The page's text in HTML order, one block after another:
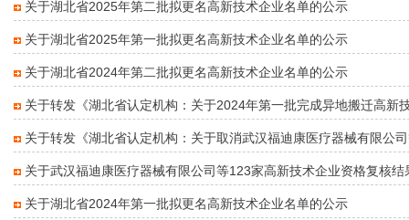
关于湖北省2025年第二批拟更名高新技术企业名单的公示
关于湖北省2025年第一批拟更名高新技术企业名单的公示
关于湖北省2024年第二批拟更名高新技术企业名单的公示
关于转发《湖北省认定机构：关于2024年第一批完成异地搬迁高新
关于转发《湖北省认定机构：关于取消武汉福迪康医疗器械有限公
关于武汉福迪康医疗器械有限公司等123家高新技术企业资格复核结
关于湖北省2024年第一批拟更名高新技术企业名单的公示